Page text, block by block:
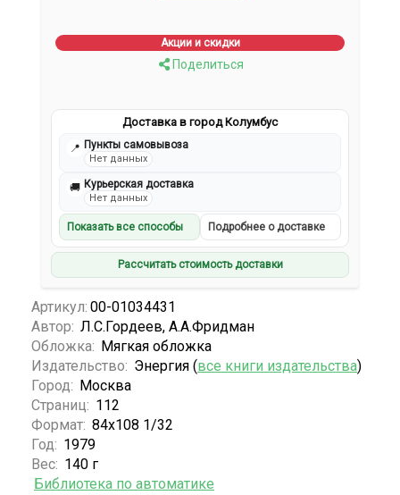
Акции и скидки
Поделиться
Доставка в город Колумбус
📍 Пункты самовывоза
Нет данных
🚚 Курьерская доставка
Нет данных
Показать все способы Подробнее о доставке
Рассчитать стоимость доставки
Артикул: 00-01034431
Автор: Л.С.Гордеев, А.А.Фридман
Обложка: Мягкая обложка
Издательство: Энергия (все книги издательства)
Город: Москва
Страниц: 112
Формат: 84x108 1/32
Год: 1979
Вес: 140 г
Библиотека по автоматике